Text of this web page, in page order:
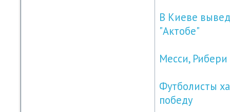
В Киеве
"Актобе"
Месси,
Футболисты
победу